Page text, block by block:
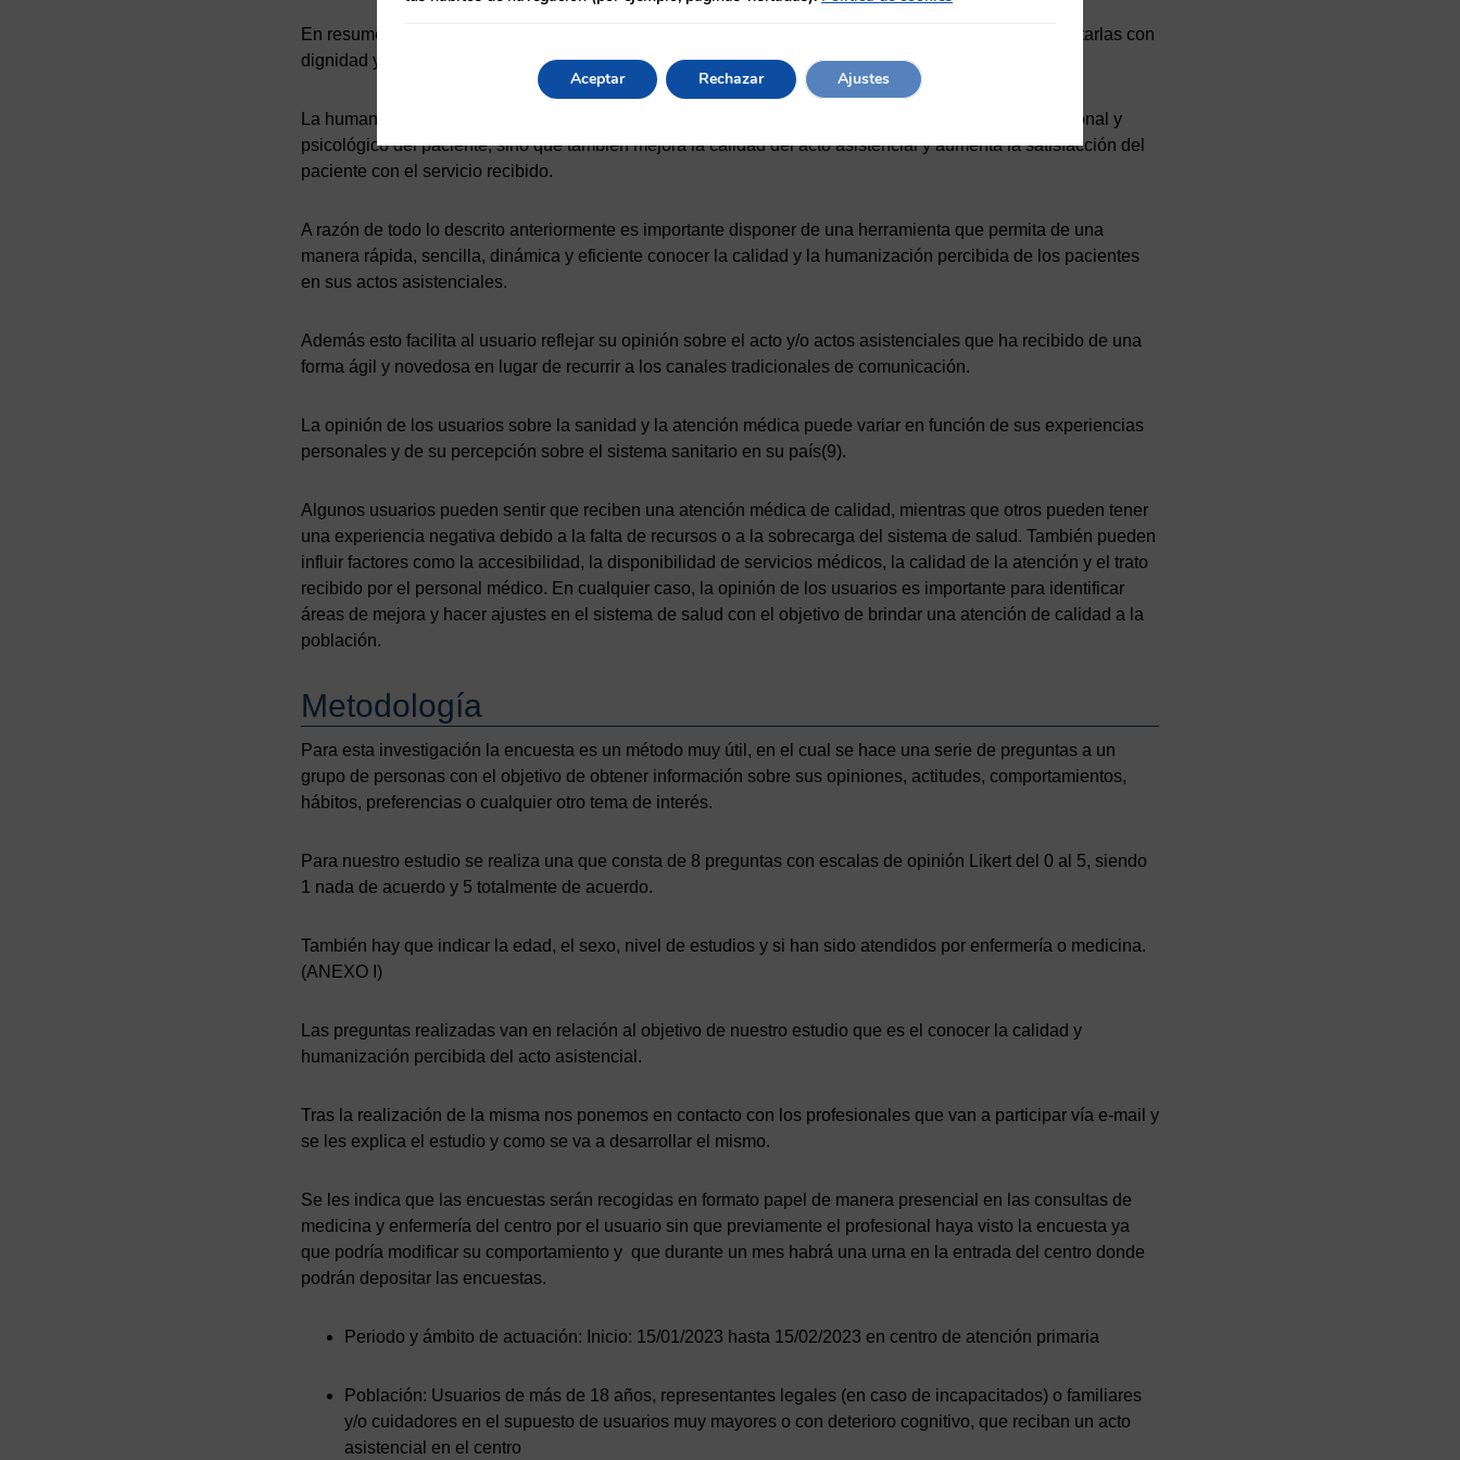
En resumen, la humanización se trata de considerar a las personas en todas las áreas de la vida y tratarlas con
dignidad y respeto.
La humanización en la atención sanitaria es importante porque no solo contribuye al bienestar emocional y
psicológico del paciente, sino que también mejora la calidad del acto asistencial y aumenta la satisfacción del
paciente con el servicio recibido.
A razón de todo lo descrito anteriormente es importante disponer de una herramienta que permita de una
manera rápida, sencilla, dinámica y eficiente conocer la calidad y la humanización percibida de los pacientes
en sus actos asistenciales.
Además esto facilita al usuario reflejar su opinión sobre el acto y/o actos asistenciales que ha recibido de una
forma ágil y novedosa en lugar de recurrir a los canales tradicionales de comunicación.
La opinión de los usuarios sobre la sanidad y la atención médica puede variar en función de sus experiencias
personales y de su percepción sobre el sistema sanitario en su país(9).
Algunos usuarios pueden sentir que reciben una atención médica de calidad, mientras que otros pueden tener
una experiencia negativa debido a la falta de recursos o a la sobrecarga del sistema de salud. También pueden
influir factores como la accesibilidad, la disponibilidad de servicios médicos, la calidad de la atención y el trato
recibido por el personal médico. En cualquier caso, la opinión de los usuarios es importante para identificar
áreas de mejora y hacer ajustes en el sistema de salud con el objetivo de brindar una atención de calidad a la
población.
Metodología
Para esta investigación la encuesta es un método muy útil, en el cual se hace una serie de preguntas a un
grupo de personas con el objetivo de obtener información sobre sus opiniones, actitudes, comportamientos,
hábitos, preferencias o cualquier otro tema de interés.
Para nuestro estudio se realiza una que consta de 8 preguntas con escalas de opinión Likert del 0 al 5, siendo
1 nada de acuerdo y 5 totalmente de acuerdo.
También hay que indicar la edad, el sexo, nivel de estudios y si han sido atendidos por enfermería o medicina.
(ANEXO I)
Las preguntas realizadas van en relación al objetivo de nuestro estudio que es el conocer la calidad y
humanización percibida del acto asistencial.
Tras la realización de la misma nos ponemos en contacto con los profesionales que van a participar vía e-mail y
se les explica el estudio y como se va a desarrollar el mismo.
Se les indica que las encuestas serán recogidas en formato papel de manera presencial en las consultas de
medicina y enfermería del centro por el usuario sin que previamente el profesional haya visto la encuesta ya
que podría modificar su comportamiento y que durante un mes habrá una urna en la entrada del centro donde
podrán depositar las encuestas.
Periodo y ámbito de actuación: Inicio: 15/01/2023 hasta 15/02/2023 en centro de atención primaria
Población: Usuarios de más de 18 años, representantes legales (en caso de incapacitados) o familiares
y/o cuidadores en el supuesto de usuarios muy mayores o con deterioro cognitivo, que reciban un acto
asistencial en el centro
Aceptar Rechazar Ajustes